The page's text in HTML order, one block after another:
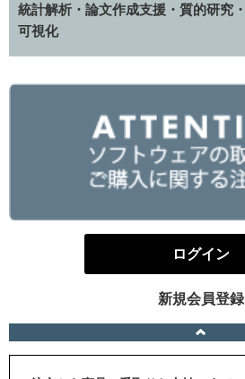
統計解析・論文作成支援・質的研究
可視化
ログイン
新規会員登録